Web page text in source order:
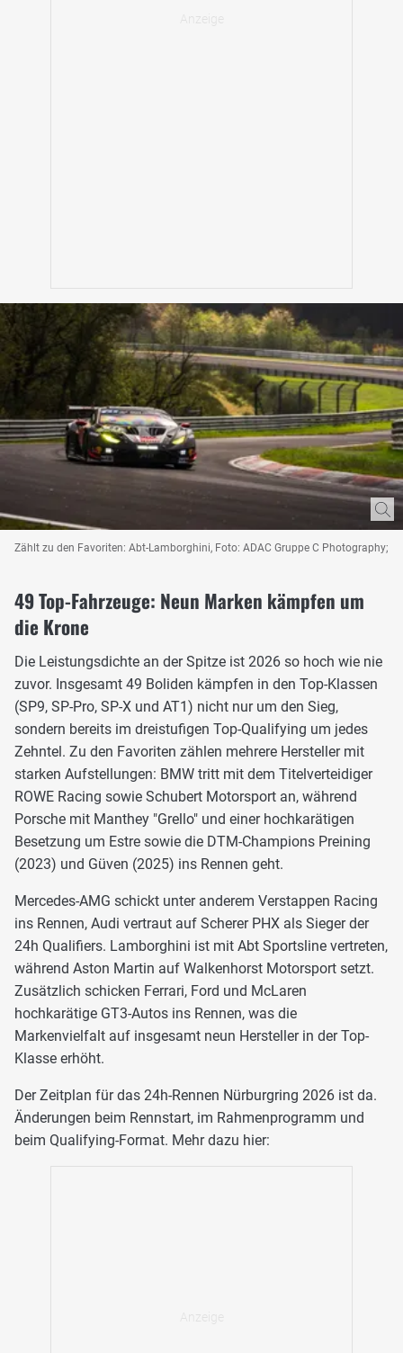
Zählt zu den Favoriten: Abt-Lamborghini, Foto: ADAC Gruppe C Photography;
49 Top-Fahrzeuge: Neun Marken kämpfen um
die Krone
Die Leistungsdichte an der Spitze ist 2026 so hoch wie nie
zuvor. Insgesamt 49 Boliden kämpfen in den Top-Klassen
(SP9, SP-Pro, SP-X und AT1) nicht nur um den Sieg,
sondern bereits im dreistufigen Top-Qualifying um jedes
Zehntel. Zu den Favoriten zählen mehrere Hersteller mit
starken Aufstellungen: BMW tritt mit dem Titelverteidiger
ROWE Racing sowie Schubert Motorsport an, während
Porsche mit Manthey "Grello" und einer hochkarätigen
Besetzung um Estre sowie die DTM-Champions Preining
(2023) und Güven (2025) ins Rennen geht.
Mercedes-AMG schickt unter anderem Verstappen Racing
ins Rennen, Audi vertraut auf Scherer PHX als Sieger der
24h Qualifiers. Lamborghini ist mit Abt Sportsline vertreten,
während Aston Martin auf Walkenhorst Motorsport setzt.
Zusätzlich schicken Ferrari, Ford und McLaren
hochkarätige GT3-Autos ins Rennen, was die
Markenvielfalt auf insgesamt neun Hersteller in der Top-
Klasse erhöht.
Der Zeitplan für das 24h-Rennen Nürburgring 2026 ist da.
Änderungen beim Rennstart, im Rahmenprogramm und
beim Qualifying-Format. Mehr dazu hier: